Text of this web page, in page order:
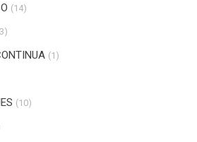
(14)
(1)
(10)